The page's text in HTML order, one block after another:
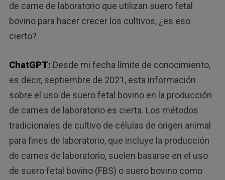
de carne de laboratorio que utilizan suero fetal
bovino para hacer crecer los cultivos, ¿es eso
cierto?
ChatGPT: Desde mi fecha límite de conocimiento,
es decir, septiembre de 2021, esta información
sobre el uso de suero fetal bovino en la producción
de carnes de laboratorio es cierta. Los métodos
tradicionales de cultivo de células de origen animal
para fines de laboratorio, que incluye la producción
de carnes de laboratorio, suelen basarse en el uso
de suero fetal bovino (FBS) o suero bovino como